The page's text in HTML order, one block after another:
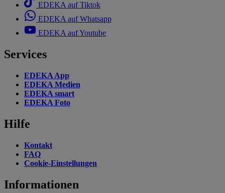
EDEKA auf Tiktok
EDEKA auf Whatsapp
EDEKA auf Youtube
Services
EDEKA App
EDEKA Medien
EDEKA smart
EDEKA Foto
Hilfe
Kontakt
FAQ
Cookie-Einstellungen
Informationen